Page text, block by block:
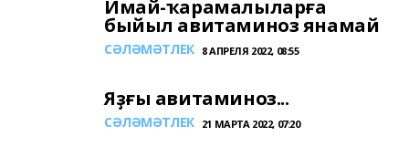
Имай-ҡарамалыларға
быйыл авитаминоз янамай
СӘЛӘМӘТЛЕК 8 АПРЕЛЯ 2022, 08:55
Яҙғы авитаминоз...
СӘЛӘМӘТЛЕК 21 МАРТА 2022, 07:20